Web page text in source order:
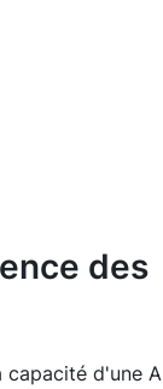
des
capacité d'une